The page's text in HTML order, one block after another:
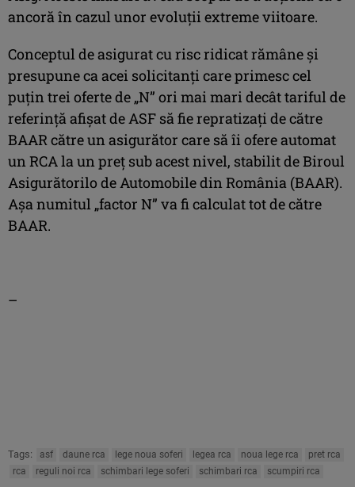
ancoră în cazul unor evoluții extreme viitoare.
Conceptul de asigurat cu risc ridicat rămâne și
presupune ca acei solicitanți care primesc cel
puțin trei oferte de „N” ori mai mari decât tariful de
referință afișat de ASF să fie repratizați de către
BAAR către un asigurător care să îi ofere automat
un RCA la un preț sub acest nivel, stabilit de Biroul
Asigurătorilo de Automobile din România (BAAR).
Așa numitul „factor N” va fi calculat tot de către
BAAR.
–
Tags: asf daune rca lege noua soferi legea rca noua lege rca
pret rca
rca
reguli noi rca schimbari lege soferi schimbari rca scumpiri rca